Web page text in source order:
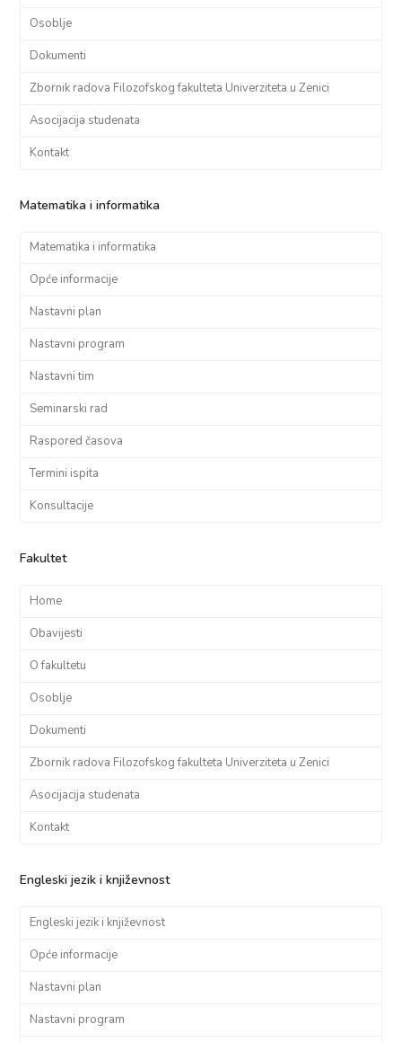
Osoblje
Dokumenti
Zbornik radova Filozofskog fakulteta Univerziteta u Zenici
Asocijacija studenata
Kontakt
Matematika i informatika
Matematika i informatika
Opće informacije
Nastavni plan
Nastavni program
Nastavni tim
Seminarski rad
Raspored časova
Termini ispita
Konsultacije
Fakultet
Home
Obavijesti
O fakultetu
Osoblje
Dokumenti
Zbornik radova Filozofskog fakulteta Univerziteta u Zenici
Asocijacija studenata
Kontakt
Engleski jezik i književnost
Engleski jezik i književnost
Opće informacije
Nastavni plan
Nastavni program